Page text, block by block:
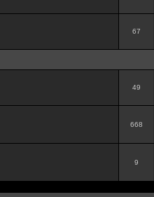
67
49
668
9